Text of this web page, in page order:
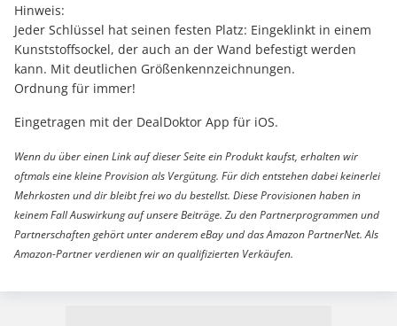
Hinweis:
Jeder Schlüssel hat seinen festen Platz: Eingeklinkt in einem
Kunststoffsockel, der auch an der Wand befestigt werden
kann. Mit deutlichen Größenkennzeichnungen.
Ordnung für immer!
Eingetragen mit der DealDoktor App für iOS.
Wenn du über einen Link auf dieser Seite ein Produkt kaufst, erhalten wir
oftmals eine kleine Provision als Vergütung. Für dich entstehen dabei keinerlei
Mehrkosten und dir bleibt frei wo du bestellst. Diese Provisionen haben in
keinem Fall Auswirkung auf unsere Beiträge. Zu den Partnerprogrammen und
Partnerschaften gehört unter anderem eBay und das Amazon PartnerNet. Als
Amazon-Partner verdienen wir an qualifizierten Verkäufen.